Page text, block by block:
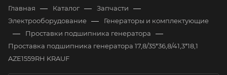
Главная — Каталог — Запчасти —
Электрооборудование — Генераторы и комплектующие
— Проставки подшипника генератора —
Проставка подшипника генератора 17,8/35*36,8/41,3*18,1
AZE1559RH KRAUF